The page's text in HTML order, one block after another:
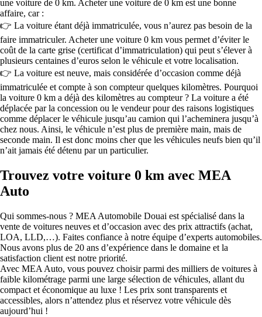
une voiture de 0 km. Acheter une voiture de 0 km est une bonne
affaire, car :
👉 La voiture étant déjà immatriculée, vous n’aurez pas besoin de la
faire immatriculer. Acheter une voiture 0 km vous permet d’éviter le
coût de la carte grise (certificat d’immatriculation) qui peut s’élever à
plusieurs centaines d’euros selon le véhicule et votre localisation.
👉 La voiture est neuve, mais considérée d’occasion comme déjà
immatriculée et compte à son compteur quelques kilomètres. Pourquoi
la voiture 0 km a déjà des kilomètres au compteur ? La voiture a été
déplacée par la concession ou le vendeur pour des raisons logistiques
comme déplacer le véhicule jusqu’au camion qui l’acheminera jusqu’à
chez nous. Ainsi, le véhicule n’est plus de première main, mais de
seconde main. Il est donc moins cher que les véhicules neufs bien qu’il
n’ait jamais été détenu par un particulier.
Trouvez votre voiture 0 km avec MEA
Auto
Qui sommes-nous ? MEA Automobile Douai est spécialisé dans la
vente de voitures neuves et d’occasion avec des prix attractifs (achat,
LOA, LLD,…). Faites confiance à notre équipe d’experts automobiles.
Nous avons plus de 20 ans d’expérience dans le domaine et la
satisfaction client est notre priorité.
Avec MEA Auto, vous pouvez choisir parmi des milliers de voitures à
faible kilométrage parmi une large sélection de véhicules, allant du
compact et économique au luxe ! Les prix sont transparents et
accessibles, alors n’attendez plus et réservez votre véhicule dès
aujourd’hui !